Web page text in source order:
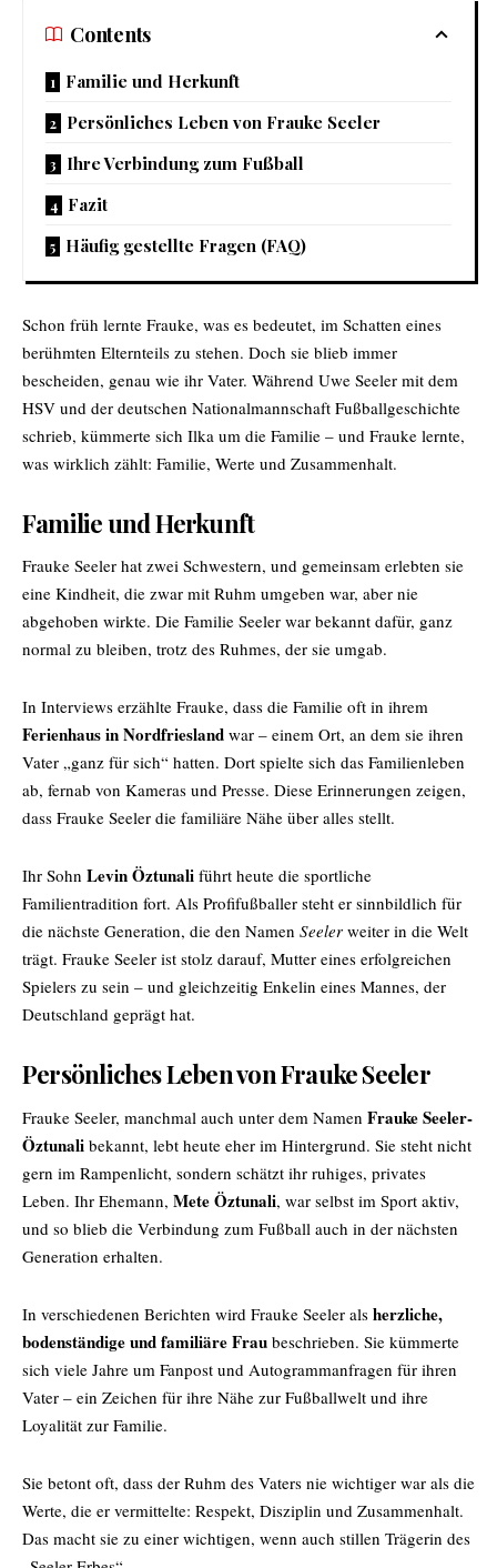
Contents
Familie und Herkunft
Persönliches Leben von Frauke Seeler
Ihre Verbindung zum Fußball
Fazit
Häufig gestellte Fragen (FAQ)
Schon früh lernte Frauke, was es bedeutet, im Schatten eines
berühmten Elternteils zu stehen. Doch sie blieb immer
bescheiden, genau wie ihr Vater. Während Uwe Seeler mit dem
HSV und der deutschen Nationalmannschaft Fußballgeschichte
schrieb, kümmerte sich Ilka um die Familie – und Frauke lernte,
was wirklich zählt: Familie, Werte und Zusammenhalt.
Familie und Herkunft
Frauke Seeler hat zwei Schwestern, und gemeinsam erlebten sie
eine Kindheit, die zwar mit Ruhm umgeben war, aber nie
abgehoben wirkte. Die Familie Seeler war bekannt dafür, ganz
normal zu bleiben, trotz des Ruhmes, der sie umgab.
In Interviews erzählte Frauke, dass die Familie oft in ihrem
Ferienhaus in Nordfriesland war – einem Ort, an dem sie ihren
Vater „ganz für sich“ hatten. Dort spielte sich das Familienleben
ab, fernab von Kameras und Presse. Diese Erinnerungen zeigen,
dass Frauke Seeler die familiäre Nähe über alles stellt.
Ihr Sohn Levin Öztunali führt heute die sportliche
Familientradition fort. Als Profifußballer steht er sinnbildlich für
die nächste Generation, die den Namen Seeler weiter in die Welt
trägt. Frauke Seeler ist stolz darauf, Mutter eines erfolgreichen
Spielers zu sein – und gleichzeitig Enkelin eines Mannes, der
Deutschland geprägt hat.
Persönliches Leben von Frauke Seeler
Frauke Seeler, manchmal auch unter dem Namen Frauke Seeler-
Öztunali bekannt, lebt heute eher im Hintergrund. Sie steht nicht
gern im Rampenlicht, sondern schätzt ihr ruhiges, privates
Leben. Ihr Ehemann, Mete Öztunali, war selbst im Sport aktiv,
und so blieb die Verbindung zum Fußball auch in der nächsten
Generation erhalten.
In verschiedenen Berichten wird Frauke Seeler als herzliche,
bodenständige und familiäre Frau beschrieben. Sie kümmerte
sich viele Jahre um Fanpost und Autogrammanfragen für ihren
Vater – ein Zeichen für ihre Nähe zur Fußballwelt und ihre
Loyalität zur Familie.
Sie betont oft, dass der Ruhm des Vaters nie wichtiger war als die
Werte, die er vermittelte: Respekt, Disziplin und Zusammenhalt.
Das macht sie zu einer wichtigen, wenn auch stillen Trägerin des